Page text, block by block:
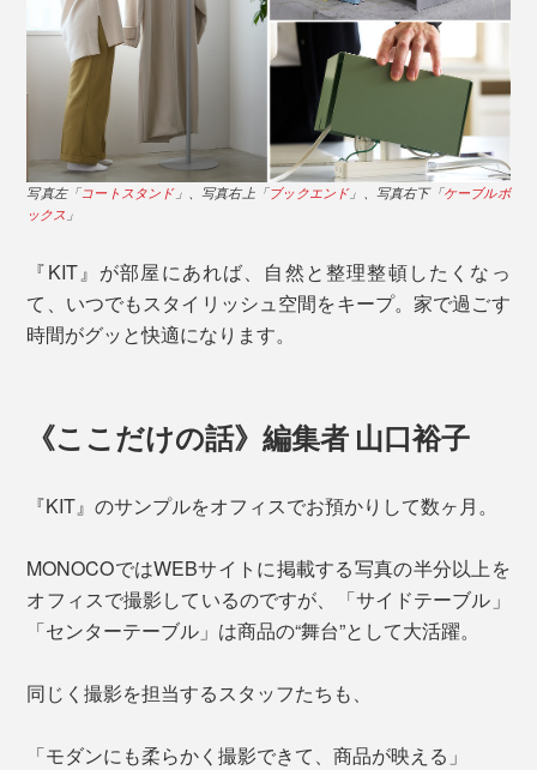
写真左「コートスタンド」、写真右上「ブックエンド」、写真右下「ケーブルボ
ックス 」
『KIT』が部屋にあれば、自然と整理整頓したくなっ
て、いつでもスタイリッシュ空間をキープ。家で過ごす
時間がグッと快適になります。
《ここだけの話》編集者 山口裕子
『KIT』のサンプルをオフィスでお預かりして数ヶ月。
MONOCOではWEBサイトに掲載する写真の半分以上を
オフィスで撮影しているのですが、「サイドテーブル」
「センターテーブル」は商品の“舞台”として大活躍。
同じく撮影を担当するスタッフたちも、
「モダンにも柔らかく撮影できて、商品が映える」